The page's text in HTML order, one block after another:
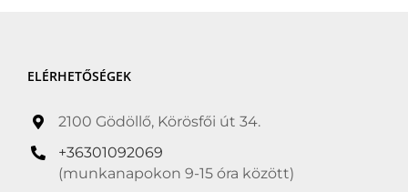
ELÉRHETŐSÉGEK
2100 Gödöllő, Körösfői út 34.
+36301092069
(munkanapokon 9-15 óra között)